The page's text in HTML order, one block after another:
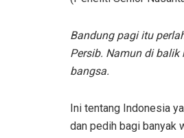
Bandung pagi itu
Persib. Namun di
bangsa.
Ini tentang Indonesia
dan pedih bagi banyak